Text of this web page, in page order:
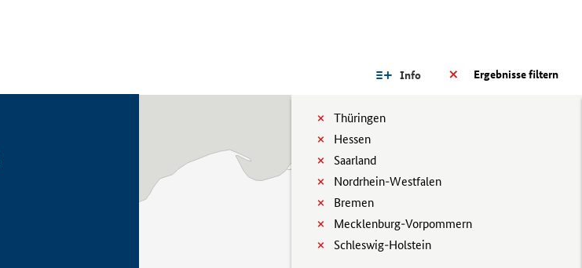
Ergebnisse filtern
Info
Thüringen
Hessen
Saarland
Nordrhein-Westfalen
Bremen
Mecklenburg-Vorpommern
Schleswig-Holstein